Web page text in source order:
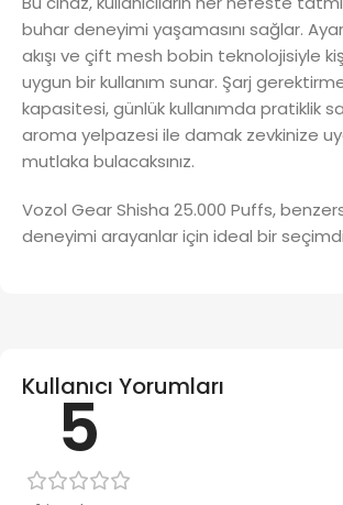
buhar deneyimi yaşamasını sağlar.
akışı ve çift mesh bobin teknolojisiyle
uygun bir kullanım sunar. Şarj
kapasitesi, günlük kullanımda pratiklik
aroma yelpazesi ile damak zevkinize
mutlaka bulacaksınız.
Vozol Gear Shisha 25.000 Puffs,
deneyimi arayanlar için ideal bir
Kullanıcı Yorumları
5